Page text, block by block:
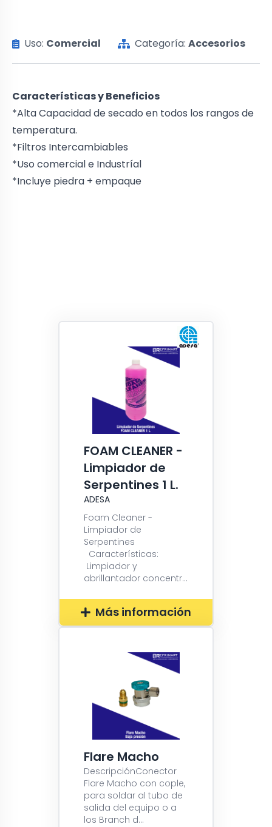
Uso: Comercial Categoría: Accesorios
Características y Beneficios
*Alta Capacidad de secado en todos los rangos de
temperatura.
*Filtros Intercambiables
*Uso comercial e Industríal
*Incluye piedra + empaque
FOAM CLEANER -
Limpiador de
Serpentines 1 L.
ADESA
Foam Cleaner -
Limpiador de
Serpentines
Características:
Limpiador y
abrillantador concentr...
Más información
Flare Macho
DescripciónConector
Flare Macho con cople,
para soldar al tubo de
salida del equipo o a
los Branch d...